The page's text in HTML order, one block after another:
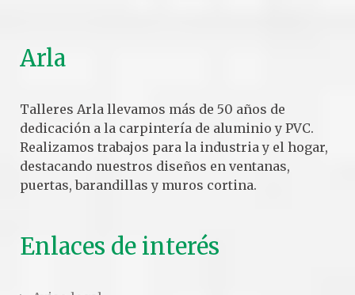
Arla
Talleres Arla llevamos más de 50 años de
dedicación a la carpintería de aluminio y PVC.
Realizamos trabajos para la industria y el hogar,
destacando nuestros diseños en ventanas,
puertas, barandillas y muros cortina.
Enlaces de interés